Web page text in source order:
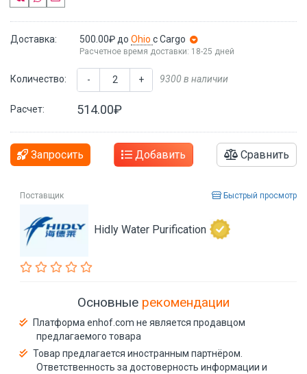
Доставка: 500.00₽ до Ohio с Cargo
Расчетное время доставки: 18-25 дней
Количество: - + 9300 в наличии
Расчет: 514.00₽
Запросить Добавить Сравнить
Поставщик Быстрый просмотр
Hidly Water Purification
Основные рекомендации
Платформа enhof.com не является продавцом
предлагаемого товара
Товар предлагается иностранным партнёром.
Ответственность за достоверность информации и